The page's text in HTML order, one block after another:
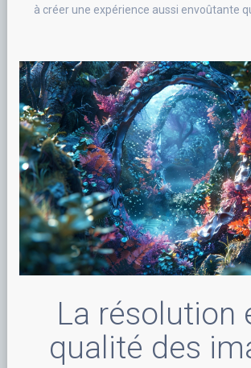
à créer une expérience aussi envoûtante
La résolution
qualité des